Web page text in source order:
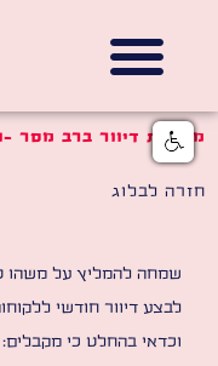
מערכת דיוור ברב מסר
חזרה לבלוג
שמחה להמליץ על
לבצע דיוור חודשי
וכדאי בהחלט כי